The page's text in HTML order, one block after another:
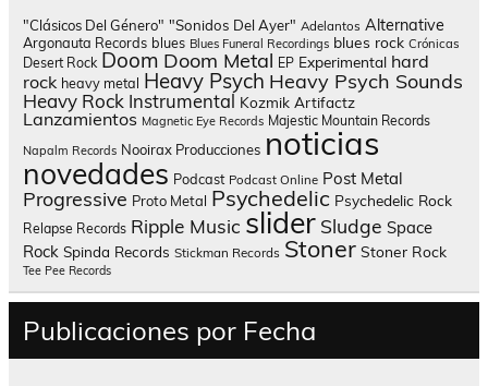
"Clásicos Del Género" "Sonidos Del Ayer" Adelantos Alternative
Argonauta Records blues Blues Funeral Recordings blues rock Crónicas
Desert Rock Doom Doom Metal EP Experimental hard
rock heavy metal Heavy Psych Heavy Psych Sounds
Heavy Rock Instrumental Kozmik Artifactz
Lanzamientos Magnetic Eye Records Majestic Mountain Records
Napalm Records Nooirax Producciones noticias
novedades Podcast Podcast Online Post Metal
Progressive Proto Metal Psychedelic Psychedelic Rock
Relapse Records Ripple Music slider Sludge Space
Rock Spinda Records Stickman Records Stoner Stoner Rock
Tee Pee Records
Publicaciones por Fecha